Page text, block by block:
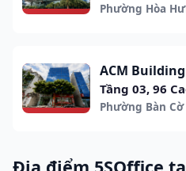
Phường Hòa
ACM Building
Tầng 03, 96
Phường Bàn Cờ